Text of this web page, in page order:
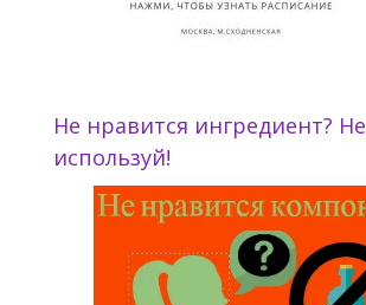
Не нравится ингредиент? Не
используй!